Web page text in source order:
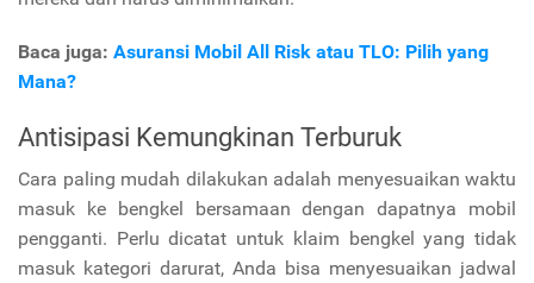
Baca juga: Asuransi Mobil All Risk atau TLO: Pilih yang
Mana?
Antisipasi Kemungkinan Terburuk
Cara paling mudah dilakukan adalah menyesuaikan waktu
masuk ke bengkel bersamaan dengan dapatnya mobil
pengganti. Perlu dicatat untuk klaim bengkel yang tidak
masuk kategori darurat, Anda bisa menyesuaikan jadwal